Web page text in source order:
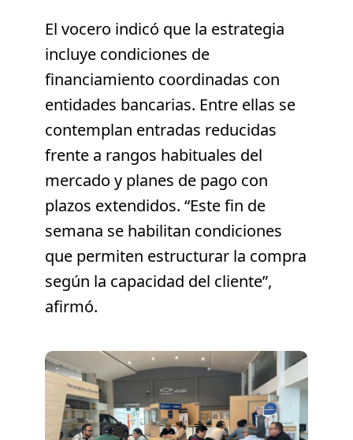
El vocero indicó que la estrategia
incluye condiciones de
financiamiento coordinadas con
entidades bancarias. Entre ellas se
contemplan entradas reducidas
frente a rangos habituales del
mercado y planes de pago con
plazos extendidos. “Este fin de
semana se habilitan condiciones
que permiten estructurar la compra
según la capacidad del cliente”,
afirmó.